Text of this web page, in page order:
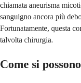
chiamata aneurisma
sanguigno ancora più
Fortunatamente, questa
talvolta chirurgia.
Come si